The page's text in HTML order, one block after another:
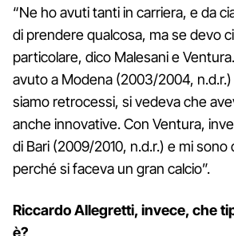
“Ne ho avuti tanti in carriera, e da
di prendere qualcosa, ma se devo
particolare, dico Malesani e
avuto a Modena (2003/2004,
siamo retrocessi, si vedeva che
anche innovative. Con Ventura,
di Bari (2009/2010, n.d.r.) e mi
perché si faceva un gran calcio”.
Riccardo Allegretti, invece, che